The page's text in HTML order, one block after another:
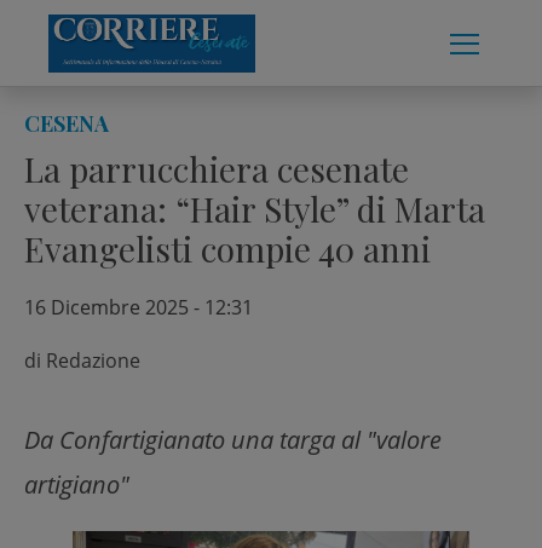
content
CESENA
La parrucchiera cesenate
veterana: “Hair Style” di Marta
Evangelisti compie 40 anni
16 Dicembre 2025 - 12:31
di Redazione
Da Confartigianato una targa al "valore
artigiano"